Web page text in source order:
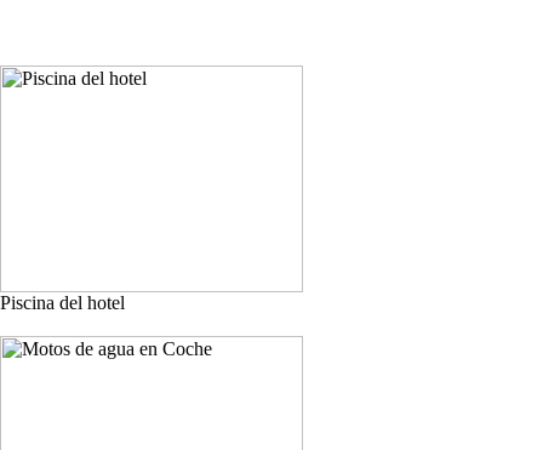
Piscina del hotel